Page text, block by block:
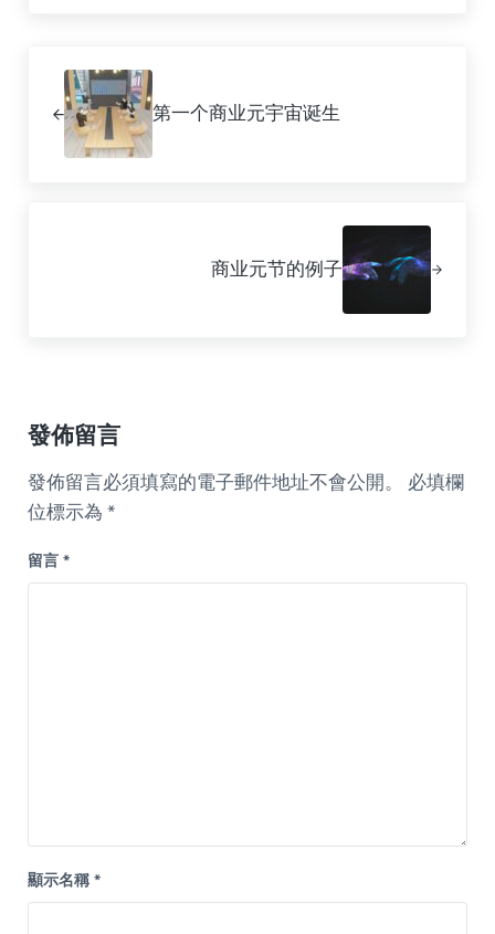
第一个商业元宇宙诞生
商业元节的例子
發佈留言
發佈留言必須填寫的電子郵件地址不會公開。
必填欄
位標示為 *
留言 *
顯示名稱 *